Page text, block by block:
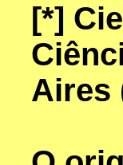
[*]
Aires